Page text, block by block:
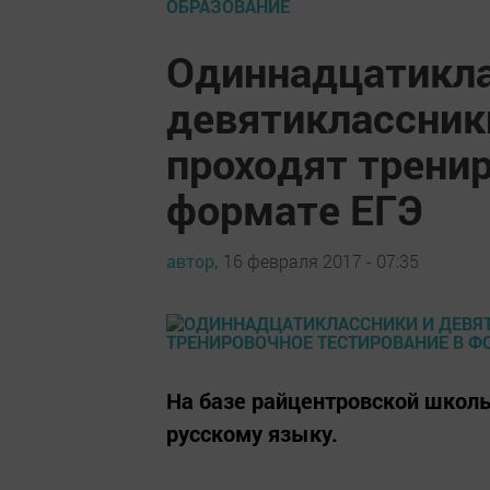
ОБРАЗОВАНИЕ
проходят
формате ЕГЭ
автор, 16 февраля 2017 - 07:35
На базе райцентровской
русскому языку.